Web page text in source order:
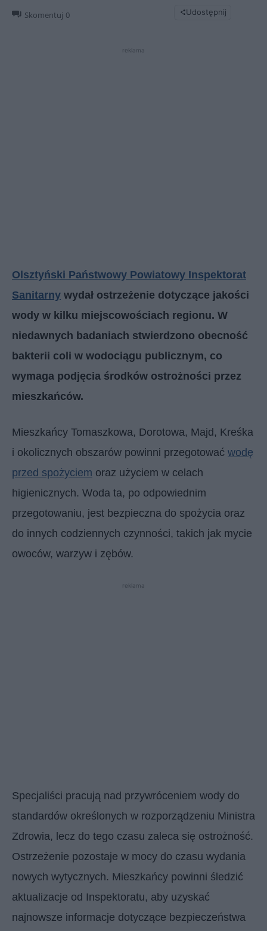
Skomentuj 0 Udostępnij
reklama
Olsztyński Państwowy Powiatowy Inspektorat
Sanitarny wydał ostrzeżenie dotyczące jakości
wody w kilku miejscowościach regionu. W
niedawnych badaniach stwierdzono obecność
bakterii coli w wodociągu publicznym, co
wymaga podjęcia środków ostrożności przez
mieszkańców.
Mieszkańcy Tomaszkowa, Dorotowa, Majd, Kreśka
i okolicznych obszarów powinni przegotować wodę
przed spożyciem oraz użyciem w celach
higienicznych. Woda ta, po odpowiednim
przegotowaniu, jest bezpieczna do spożycia oraz
do innych codziennych czynności, takich jak mycie
owoców, warzyw i zębów.
reklama
Specjaliści pracują nad przywróceniem wody do
standardów określonych w rozporządzeniu Ministra
Zdrowia, lecz do tego czasu zaleca się ostrożność.
Ostrzeżenie pozostaje w mocy do czasu wydania
nowych wytycznych. Mieszkańcy powinni śledzić
aktualizacje od Inspektoratu, aby uzyskać
najnowsze informacje dotyczące bezpieczeństwa